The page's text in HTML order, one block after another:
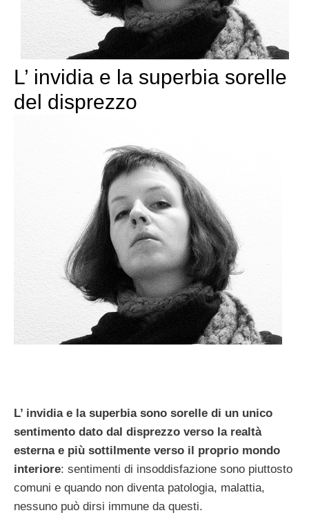
L’ invidia e la superbia sorelle
del disprezzo
L’ invidia e la superbia sono sorelle di un unico
sentimento dato dal disprezzo verso la realtà
esterna e più sottilmente verso il proprio mondo
interiore: sentimenti di insoddisfazione sono piuttosto
comuni e quando non diventa patologia, malattia,
nessuno può dirsi immune da questi.